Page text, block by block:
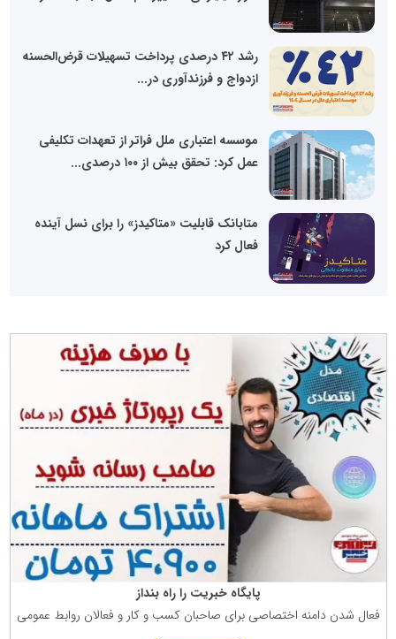
رشد ۴۲ درصدی پرداخت تسهیلات قرض‌الحسنه
ازدواج و فرزندآوری در...
موسسه اعتباری ملل فراتر از تعهدات تکلیفی
عمل کرد: تحقق بیش از ۱۰۰ درصدی...
متابانک قابلیت «متاکیدز» را برای نسل آینده
فعال کرد
پایگاه خبریت را راه بنداز
فعال شدن دامنه اختصاصی برای صاحبان كسب و كار و فعالان روابط عمومی